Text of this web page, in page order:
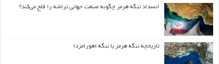
انسداد تنگه هرمز چگونه صنعت جهانی تراشه را فلج می‌کند؟
تاریخچه تنگه هرمز یا تنگه اهورامزدا